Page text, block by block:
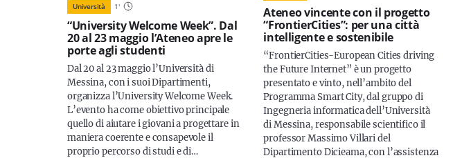
Università 1'
“University Welcome Week”. Dal
20 al 23 maggio l’Ateneo apre le
porte agli studenti
Dal 20 al 23 maggio l’Università di
Messina, con i suoi Dipartimenti,
organizza l’University Welcome Week.
L’evento ha come obiettivo principale
quello di aiutare i giovani a progettare in
maniera coerente e consapevole il
proprio percorso di studi e di…
Ateneo vincente con il progetto
“FrontierCities”: per una città
intelligente e sostenibile
“FrontierCities-European Cities driving
the Future Internet” è un progetto
presentato e vinto, nell’ambito del
Programma Smart City, dal gruppo di
Ingegneria informatica dell’Università
di Messina, responsabile scientifico il
professor Massimo Villari del
Dipartimento Dicieama, con l’assistenza